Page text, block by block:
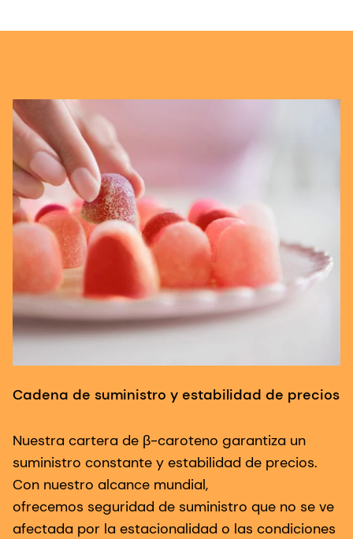
Cadena de suministro y estabilidad de precios
Nuestra cartera de β-caroteno garantiza un
suministro constante y estabilidad de precios.
Con nuestro alcance mundial,
ofrecemos seguridad de suministro que no se ve
afectada por la estacionalidad o las condiciones